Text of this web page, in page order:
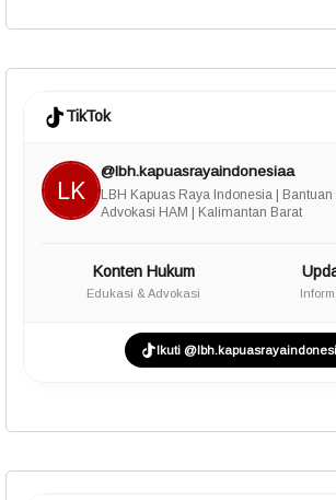
TikTok
@lbh.kapuasrayaindonesiaa
LBH Kapuas Raya Indonesia |
Advokasi HAM | Kalimantan Barat
Konten Hukum
Edukasi & Advokasi
Ikuti